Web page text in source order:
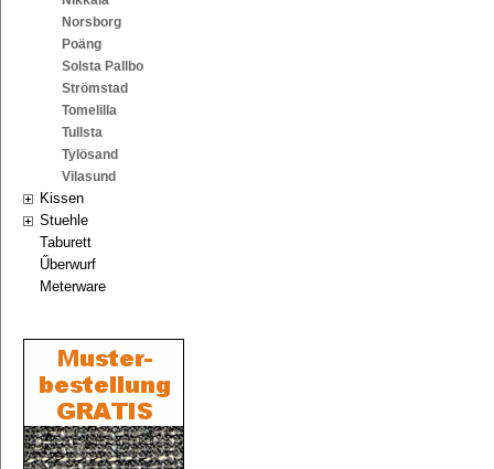
Norsborg
Poäng
Solsta Pallbo
Strömstad
Tomelilla
Tullsta
Tylösand
Vilasund
Kissen
Stuehle
Taburett
Űberwurf
Meterware